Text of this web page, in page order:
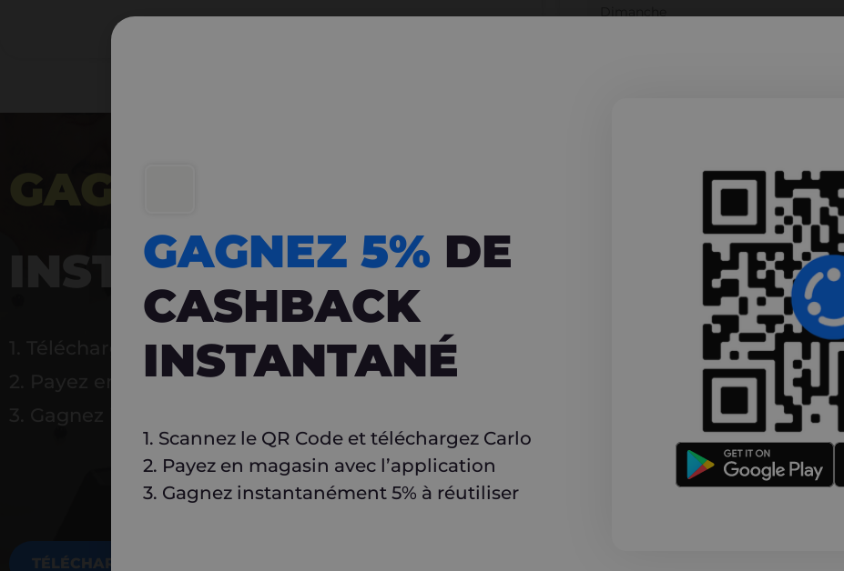
GAGNEZ 5%
INSTANTANÉ
1. Téléchargez Carlo
2. Payez en magasin avec l’application
TÉLÉCHARGEZ MAINTENANT
GAGNEZ 5% DE
CASHBACK
INSTANTANÉ
1. Scannez le QR Code et téléchargez Carlo
2. Payez en magasin avec l’application
3. Gagnez instantanément 5% à réutiliser